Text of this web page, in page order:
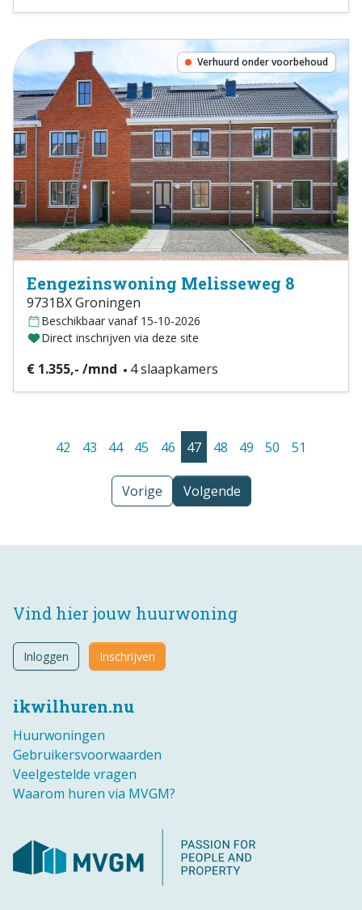
Verhuurd onder voorbehoud
Eengezinswoning Melisseweg 8
9731BX Groningen
Beschikbaar vanaf 15-10-2026
Direct inschrijven via deze site
€ 1.355,- /mnd 4 slaapkamers
42 43 44 45 46 47 48 49 50 51
Vorige Volgende
ikwilhuren.nu
Huurwoningen
Gebruikersvoorwaarden
Veelgestelde vragen
Waarom huren via MVGM?
Vind hier jouw huurwoning
Inloggen Inschrijven